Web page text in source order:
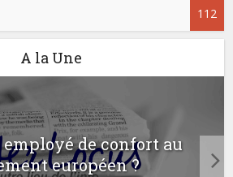
112
A la Une
de confort au
européen ?